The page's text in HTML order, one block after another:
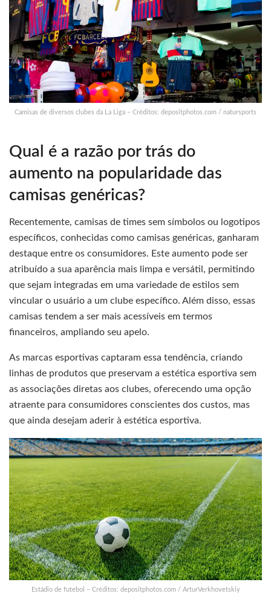
Camisas de diversos clubes da La Liga – Créditos: depositphotos.com / natursports
Qual é a razão por trás do
aumento na popularidade das
camisas genéricas?
Recentemente, camisas de times sem símbolos ou logotipos
específicos, conhecidas como camisas genéricas, ganharam
destaque entre os consumidores. Este aumento pode ser
atribuído a sua aparência mais limpa e versátil, permitindo
que sejam integradas em uma variedade de estilos sem
vincular o usuário a um clube específico. Além disso, essas
camisas tendem a ser mais acessíveis em termos
financeiros, ampliando seu apelo.
As marcas esportivas captaram essa tendência, criando
linhas de produtos que preservam a estética esportiva sem
as associações diretas aos clubes, oferecendo uma opção
atraente para consumidores conscientes dos custos, mas
que ainda desejam aderir à estética esportiva.
Estádio de futebol – Créditos: depositphotos.com / ArturVerkhovetskiy